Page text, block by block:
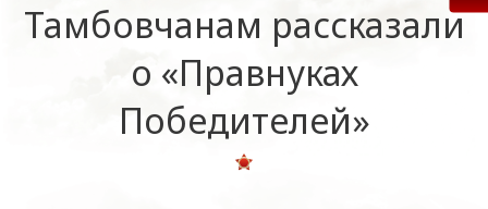
Тамбовчанам рассказали
о «Правнуках
Победителей»